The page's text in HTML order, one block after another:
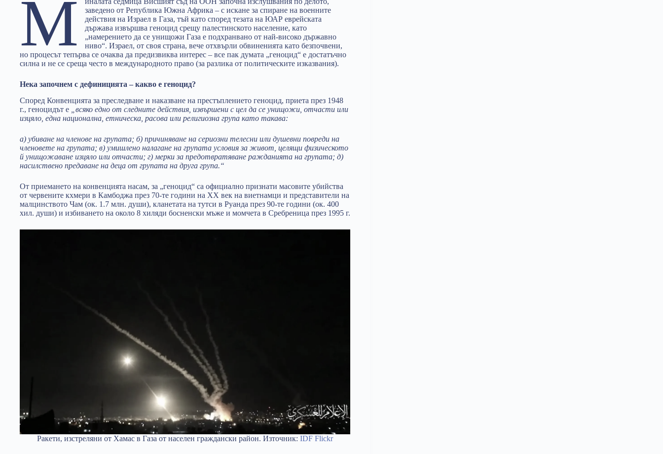
М
заведено от Република Южна Африка – с искане за спиране на военните
действия на Израел в Газа, тъй като според тезата на ЮАР еврейската
държава извършва геноцид срещу палестинското население, като
„намерението да се унищожи Газа е подхранвано от най-високо държавно
ниво“. Израел, от своя страна, вече отхвърли обвиненията като безпочвени,
но процесът тепърва се очаква да предизвиква интерес – все пак думата „геноцид“ е достатъчно
силна и не се среща често в международното право (за разлика от политическите изказвания).
Нека започнем с дефиницията – какво е геноцид?
Според Конвенцията за преследване и наказване на престъплението геноцид, приета през 1948
г., геноцидът е
„всяко едно от следните действия, извършени с цел да се унищожи, отчасти или
изцяло, една национална, етническа, расова или религиозна група като такава:
а) убиване на членове на групата; б) причиняване на сериозни телесни или душевни повреди на
членовете на групата; в) умишлено налагане на групата условия за живот, целящи физическото
й унищожаване изцяло или отчасти; г) мерки за предотвратяване ражданията на групата; д)
насилствено предаване на деца от групата на друга група.“
От приемането на конвенцията насам, за „геноцид“ са официално признати масовите убийства
от червените кхмери в Камбоджа през 70-те години на ХХ век на виетнамци и представители на
малцинството Чам (ок. 1.7 млн. души), кланетата на тутси в Руанда през 90-те години (ок. 400
хил. души) и избиването на около 8 хиляди босненски мъже и момчета в Сребреница през 1995 г.
Ракети, изстреляни от Хамас в Газа от населен граждански район. Източник: IDF Flickr